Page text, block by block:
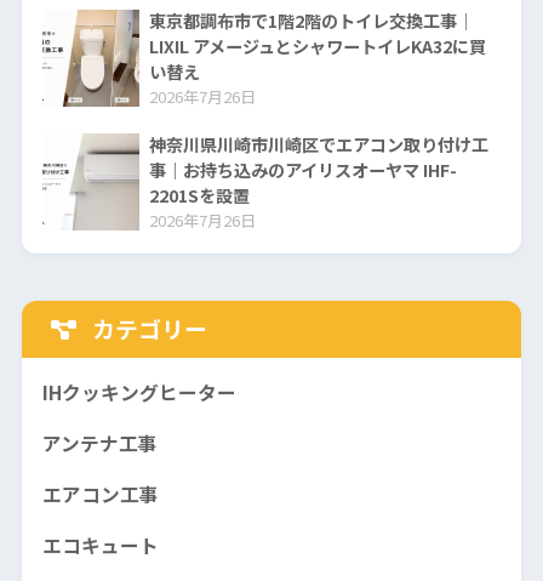
東京都調布市で1階2階のトイレ交換工事｜
LIXIL アメージュとシャワートイレKA32に買
い替え
2026年7月26日
神奈川県川崎市川崎区でエアコン取り付け工
事｜お持ち込みのアイリスオーヤマ IHF-
2201Sを設置
2026年7月26日
カテゴリー
IHクッキングヒーター
アンテナ工事
エアコン工事
エコキュート